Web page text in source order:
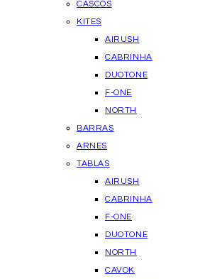
CASCOS
KITES
AIRUSH
CABRINHA
DUOTONE
F-ONE
NORTH
BARRAS
ARNES
TABLAS
AIRUSH
CABRINHA
F-ONE
DUOTONE
NORTH
CAVOK